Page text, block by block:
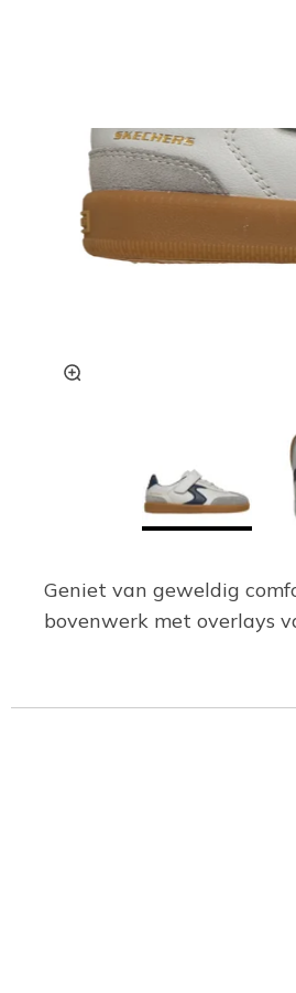
Geniet van geweldig
bovenwerk met overlays